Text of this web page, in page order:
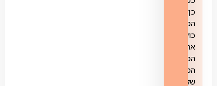
כן
הספרייה
כוללת
את
הפקות
המקום
של